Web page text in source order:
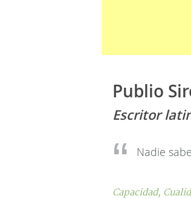
Publio
Escritor
Nadie
Capacidad,